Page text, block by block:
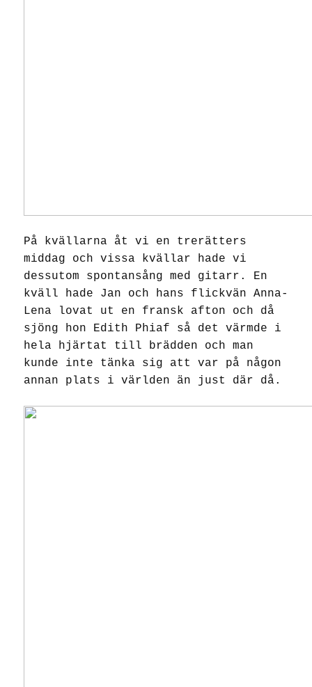
På kvällarna åt vi en trerätters
middag och vissa kvällar hade vi
dessutom spontansång med gitarr. En
kväll hade Jan och hans flickvän Anna-
Lena lovat ut en fransk afton och då
sjöng hon Edith Phiaf så det värmde i
hela hjärtat till brädden och man
kunde inte tänka sig att var på någon
annan plats i världen än just där då.